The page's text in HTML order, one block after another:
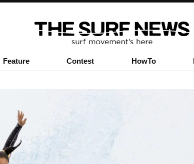
Feature Contest HowTo